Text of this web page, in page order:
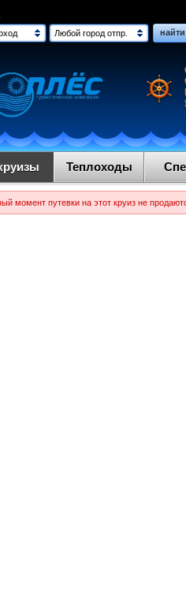
Любой город отпр. найти
Теплоходы
момент путевки на этот круиз не